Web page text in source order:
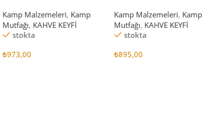
Kamp Malzemeleri, Kamp
Mutfağı, KAHVE KEYFİ
stokta
₺973,00
Kamp Malzemeleri, Kamp
Mutfağı, KAHVE KEYFİ
stokta
₺895,00